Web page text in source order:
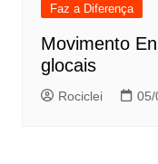
Faz a Diferença
Movimento
glocais
Rociclei 05/